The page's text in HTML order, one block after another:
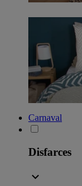
Carnaval
Disfarces